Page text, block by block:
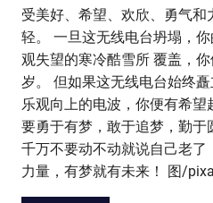
受美好、希望、欢欣、勇气
轻。 一旦这无线电台坍塌，
观失望的寒冷酷雪所 覆盖，
岁。 但如果这无线电台始终
乐观向上的电波，你便有希望
要勇于有梦，敢于追梦，勤于
千万不要动不动就说自己老
力量，有梦就有未来！ 图/